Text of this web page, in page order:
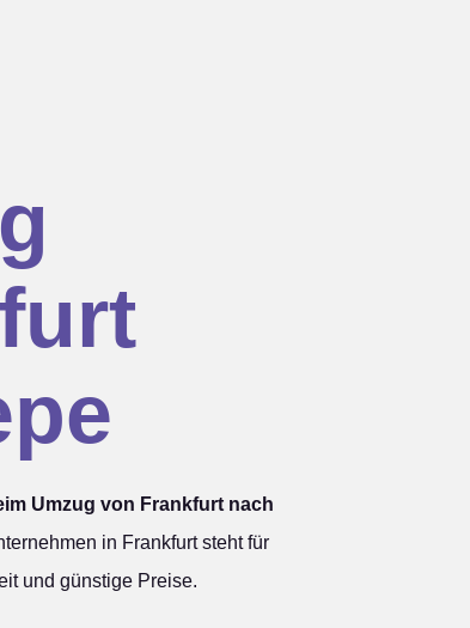
Umzug von Frankfurt nach
in Frankfurt steht für
und günstige Preise.